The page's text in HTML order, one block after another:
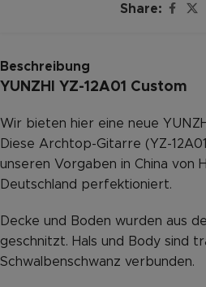
Share:
Beschreibung
YUNZHI YZ-12A01 Custom
Wir bieten hier eine neue
Diese Archtop-Gitarre (YZ-
unseren Vorgaben in China von
Deutschland perfektioniert.
Decke und Boden wurden aus
geschnitzt. Hals und Body sind
Schwalbenschwanz verbunden.